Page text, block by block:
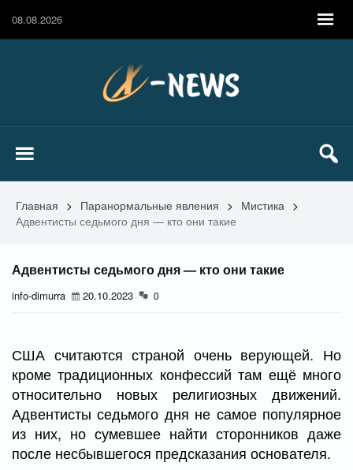
08.08.2026
Главная > Паранормальные явления > Мистика >
Адвентисты седьмого дня — кто они такие
Адвентисты седьмого дня — кто они такие
info-dimurra 20.10.2023 0
США считаются страной очень верующей. Но
кроме традиционных конфессий там ещё много
относительно новых религиозных движений.
Адвентисты седьмого дня не самое популярное
из них, но сумевшее найти сторонников даже
после несбывшегося предсказания основателя.